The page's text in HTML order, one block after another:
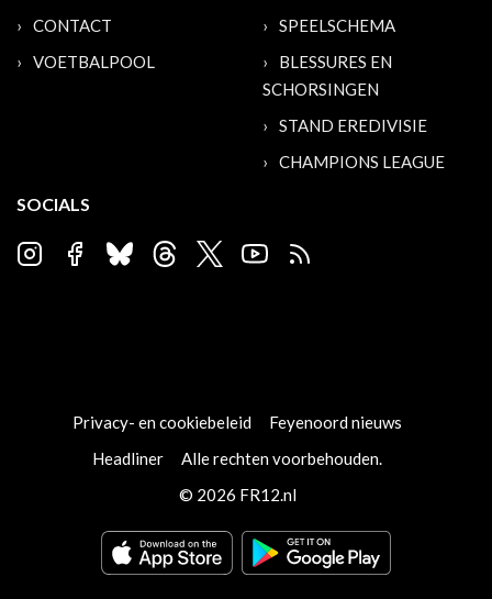
CONTACT
VOETBALPOOL
SPEELSCHEMA
BLESSURES EN
SCHORSINGEN
STAND EREDIVISIE
CHAMPIONS LEAGUE
SOCIALS
Privacy- en cookiebeleid
Feyenoord nieuws
Headliner
Alle rechten voorbehouden.
© 2026 FR12.nl